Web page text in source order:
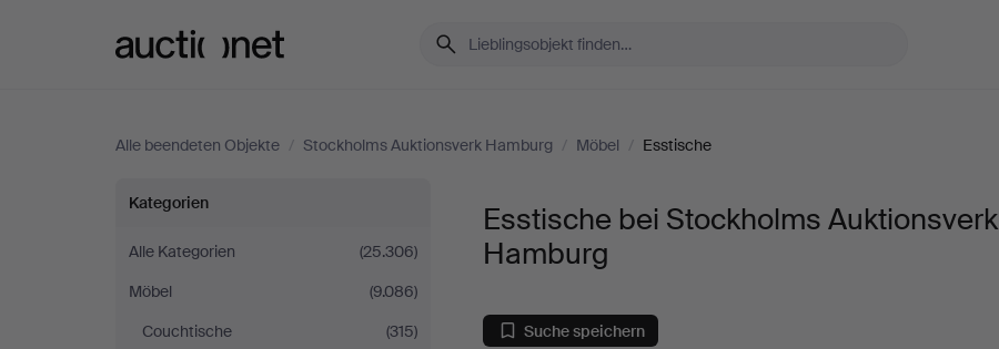
Alle beendeten Objekte / Stockholms Auktionsverk Hamburg / Möbel / Esstische
Esstische
bei
Stockholms
Kategorien
Alle Kategorien
(25.306)
Möbel
(9.086)
Couchtische
(315)
Esstische bei Stockholms Auktionsverk
Hamburg
Suche speichern